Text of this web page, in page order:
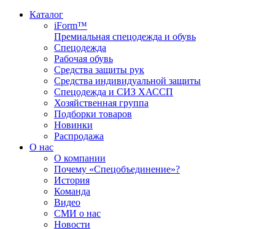
Каталог
iForm™
Премиальная спецодежда и обувь
Спецодежда
Рабочая обувь
Средства защиты рук
Средства индивидуальной защиты
Спецодежда и СИЗ ХАССП
Хозяйственная группа
Подборки товаров
Новинки
Распродажа
О нас
О компании
Почему «Спецобъединение»?
История
Команда
Видео
СМИ о нас
Новости